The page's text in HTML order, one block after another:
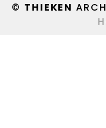
© THIEKEN